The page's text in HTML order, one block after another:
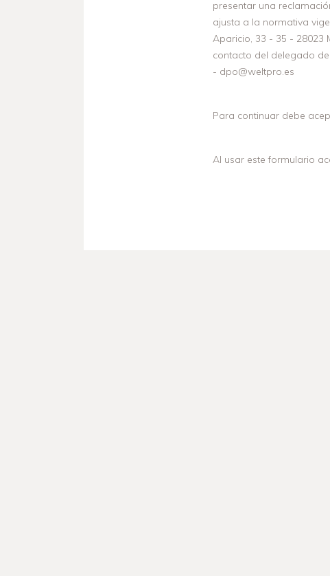
presentar una
ajusta a la normativa
Aparicio, 33 - 35 - 28023
contacto del delegado de
- dpo@weltpro.es
Para continuar debe
Al usar este formulario